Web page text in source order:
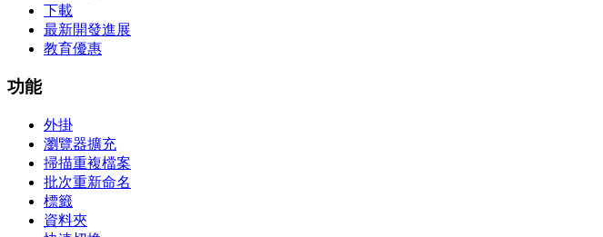
下載
最新開發進展
教育優惠
功能
外掛
瀏覽器擴充
掃描重複檔案
批次重新命名
標籤
資料夾